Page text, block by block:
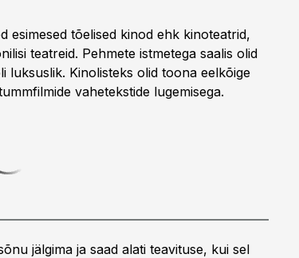
esimesed tõelised kinod ehk kinoteatrid,
teatreid. Pehmete istmetega saalis olid
luksuslik. Kinolisteks olid toona eel­kõige
vahetekstide lugemisega.
jälgima ja saad alati teavituse, kui sel